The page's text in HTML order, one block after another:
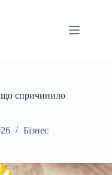
що спричинило
Бізнес